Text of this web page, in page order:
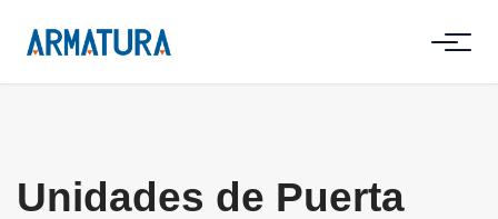
Unidades de Puerta